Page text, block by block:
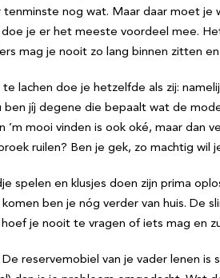
nog wat. Maar daar moet je
doe je er het meeste voordeel mee.
mag je nooit zo lang binnen zitten
te lachen doe je hetzelfde als zij:
ben jíj degene die bepaalt wat de
’m mooi vinden is ook oké, maar dan
ruilen? Ben je gek, zo machtig wil
spelen en klusjes doen zijn prima
ben je nóg verder van huis. De
je nooit te vragen of iets mag en
De reservemobiel van je vader lenen